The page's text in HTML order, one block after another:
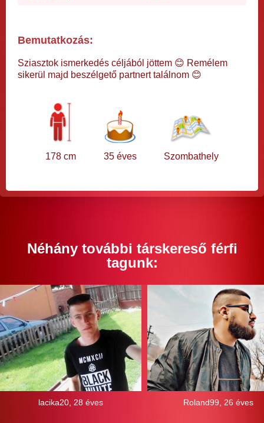
Bemutatkozás:
Sziasztok ismerkedés céljából jöttem 😊 Remélem
sikerül majd beszélgető partnert találnom 😊
178 cm 35 éves Szombathely
Néhány további társkereső férfi
tagunk:
lacika20, 28 éves Roland99, 26 éves